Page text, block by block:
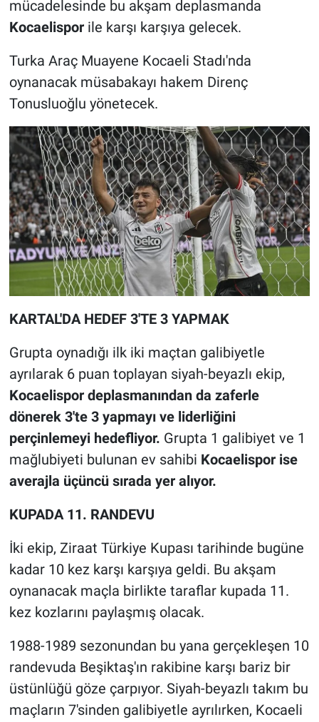
mücadelesinde bu akşam deplasmanda
Kocaelispor ile karşı karşıya gelecek.
Turka Araç Muayene Kocaeli Stadı'nda
oynanacak müsabakayı hakem Direnç
Tonusluoğlu yönetecek.
KARTAL'DA HEDEF 3'TE 3 YAPMAK
Grupta oynadığı ilk iki maçtan galibiyetle
ayrılarak 6 puan toplayan siyah-beyazlı ekip,
Kocaelispor deplasmanından da zaferle
dönerek 3'te 3 yapmayı ve liderliğini
perçinlemeyi hedefliyor. Grupta 1 galibiyet ve 1
mağlubiyeti bulunan ev sahibi Kocaelispor ise
averajla üçüncü sırada yer alıyor.
KUPADA 11. RANDEVU
İki ekip, Ziraat Türkiye Kupası tarihinde bugüne
kadar 10 kez karşı karşıya geldi. Bu akşam
oynanacak maçla birlikte taraflar kupada 11.
kez kozlarını paylaşmış olacak.
1988-1989 sezonundan bu yana gerçekleşen 10
randevuda Beşiktaş'ın rakibine karşı bariz bir
üstünlüğü göze çarpıyor. Siyah-beyazlı takım bu
maçların 7'sinden galibiyetle ayrılırken, Kocaeli